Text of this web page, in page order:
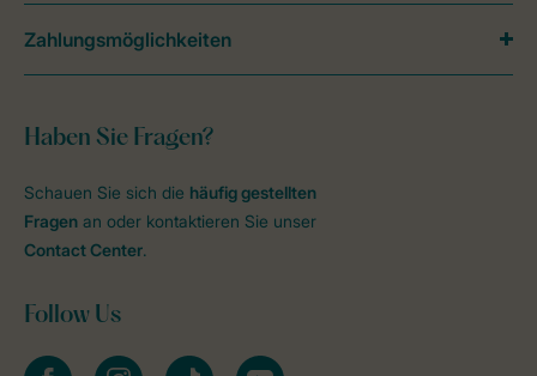
Haben Sie Fragen?
Schauen Sie sich die häufig gestellten
Fragen an oder kontaktieren Sie unser
Contact Center.
Follow Us
facebookinstagramtiktok youtube
Zahlungsmöglichkeiten